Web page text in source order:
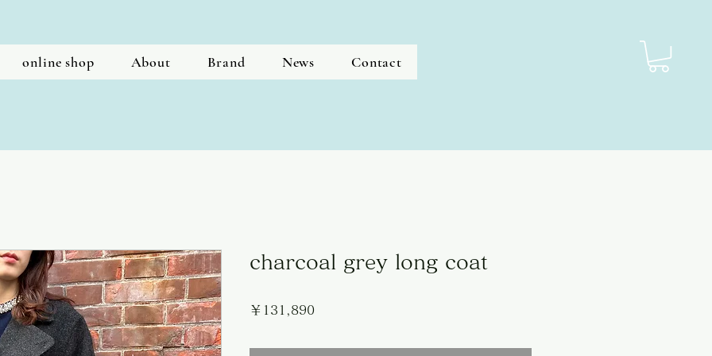
online shop About Brand News Contact
charcoal grey long coat
￥131,890